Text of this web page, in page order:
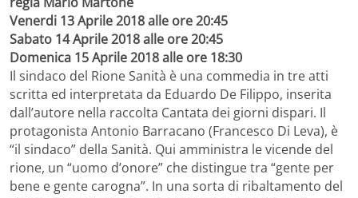
Venerdi 13 Aprile 2018 alle ore 20:45
Sabato 14 Aprile 2018 alle ore 20:45
Domenica 15 Aprile 2018 alle ore 18:30
Il sindaco del Rione Sanità è una commedia in tre atti
scritta ed interpretata da Eduardo De Filippo, inserita
dall’autore nella raccolta Cantata dei giorni dispari. Il
protagonista Antonio Barracano (Francesco Di Leva), è
“il sindaco” della Sanità. Qui amministra le vicende del
rione, un “uomo d’onore” che distingue tra “gente per
bene e gente carogna”. In una sorta di ribaltamento del